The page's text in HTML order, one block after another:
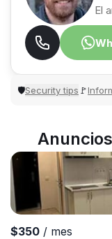
El
🛡Security tips 🚩
$350 / mes